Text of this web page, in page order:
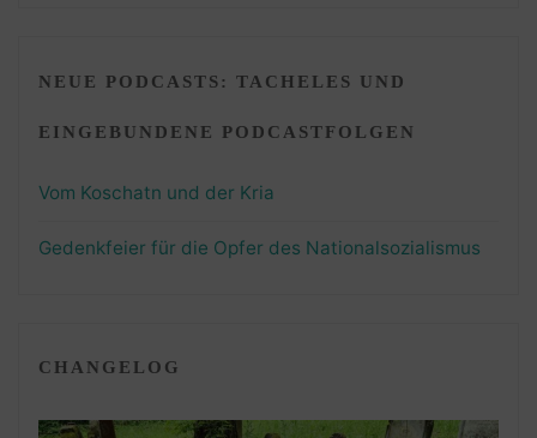
NEUE PODCASTS: TACHELES UND
EINGEBUNDENE PODCASTFOLGEN
Vom Koschatn und der Kria
Gedenkfeier für die Opfer des Nationalsozialismus
CHANGELOG